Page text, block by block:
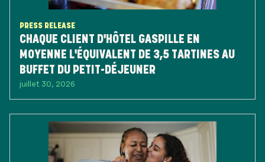
PRESS RELEASE
CHAQUE CLIENT D'HÔTEL GASPILLE EN
MOYENNE L'ÉQUIVALENT DE 3,5 TARTINES AU
BUFFET DU PETIT-DÉJEUNER
juillet 30, 2026